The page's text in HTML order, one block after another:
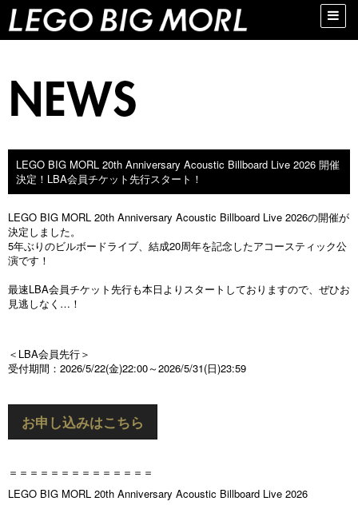
Toggle
LEGO BIG MORL 20th Anniversary Acoustic Billboard Live 2026 開催
決定！LBA会員チケット先行スタート！
LEGO BIG MORL 20th Anniversary Acoustic Billboard Live 2026の開催が
決定しました。
5年ぶりのビルボードライブ、結成20周年を記念したアコースティック公
演です！
最速LBA会員チケット先行も本日よりスタートしておりますので、ぜひお
見逃しなく…！
＜LBA会員先行＞
受付期間：2026/5/22(金)22:00～2026/5/31(日)23:59
お申し込みはこちら
＝＝＝＝＝＝＝＝＝＝＝＝＝＝
LEGO BIG MORL 20th Anniversary Acoustic Billboard Live 2026